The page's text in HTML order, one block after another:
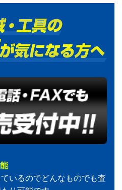
いるのでどんなものでも査